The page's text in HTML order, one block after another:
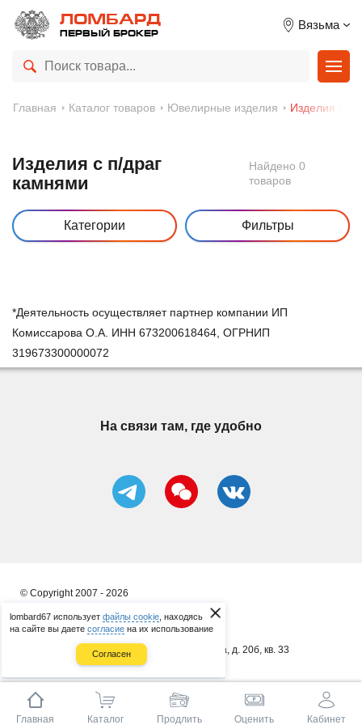
ЛОМБАРД
ПЕРВЫЙ БРОКЕР
Вязьма
Главная Каталог товаров Ювелирные изделия Изделия с п/
Изделия с п/драг
камнями
Найдено 0
товаров
Категории Фильтры
*Деятельность осуществляет партнер компании ИП
Комиссарова О.А. ИНН 673200618464, ОГРНИП
319673300000072
lombard67 использует файлы cookie , находясь
на сайте вы даете согласие на их использование
Согласен
На связи там, где удобно
© Copyright 2007 - 2026
ИП Сергеенков А. В.
почт. адрес: 214014, г. Смоленск, ул. 8 Марта, д. 20б, кв. 33
ОГРНИП 314673323400086
Главная Каталог Продлить Оценить Кабинет